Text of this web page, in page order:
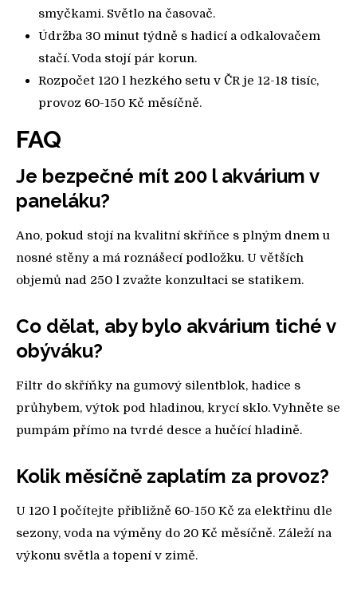
smyčkami. Světlo na časovač.
Údržba 30 minut týdně s hadicí a odkalovačem
stačí. Voda stojí pár korun.
Rozpočet 120 l hezkého setu v ČR je 12-18 tisíc,
provoz 60-150 Kč měsíčně.
FAQ
Je bezpečné mít 200 l akvárium v
paneláku?
Ano, pokud stojí na kvalitní skříňce s plným dnem u
nosné stěny a má roznášecí podložku. U větších
objemů nad 250 l zvažte konzultaci se statikem.
Co dělat, aby bylo akvárium tiché v
obýváku?
Filtr do skříňky na gumový silentblok, hadice s
průhybem, výtok pod hladinou, krycí sklo. Vyhněte se
pumpám přímo na tvrdé desce a hučící hladině.
Kolik měsíčně zaplatím za provoz?
U 120 l počítejte přibližně 60-150 Kč za elektřinu dle
sezony, voda na výměny do 20 Kč měsíčně. Záleží na
výkonu světla a topení v zimě.